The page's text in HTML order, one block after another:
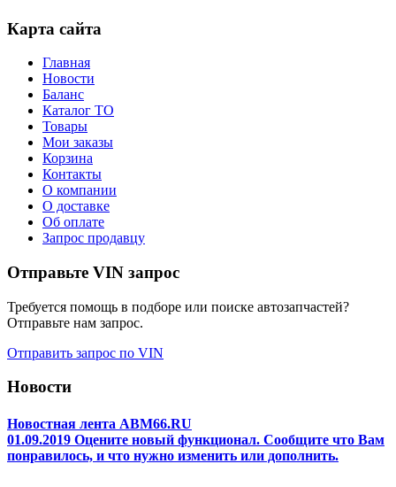
Карта сайта
Главная
Новости
Баланс
Каталог ТО
Товары
Мои заказы
Корзина
Контакты
О компании
О доставке
Об оплате
Запрос продавцу
Отправьте VIN запрос
Требуется помощь в подборе или поиске автозапчастей?
Отправьте нам запрос.
Отправить запрос по VIN
Новости
Новостная лента ABM66.RU
01.09.2019 Оцените новый функционал. Сообщите что Вам
понравилось, и что нужно изменить или дополнить.